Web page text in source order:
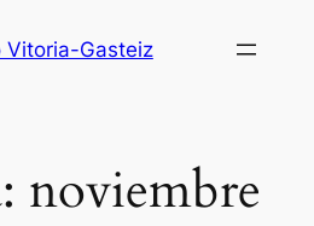
Vitoria-Gasteiz
noviembre